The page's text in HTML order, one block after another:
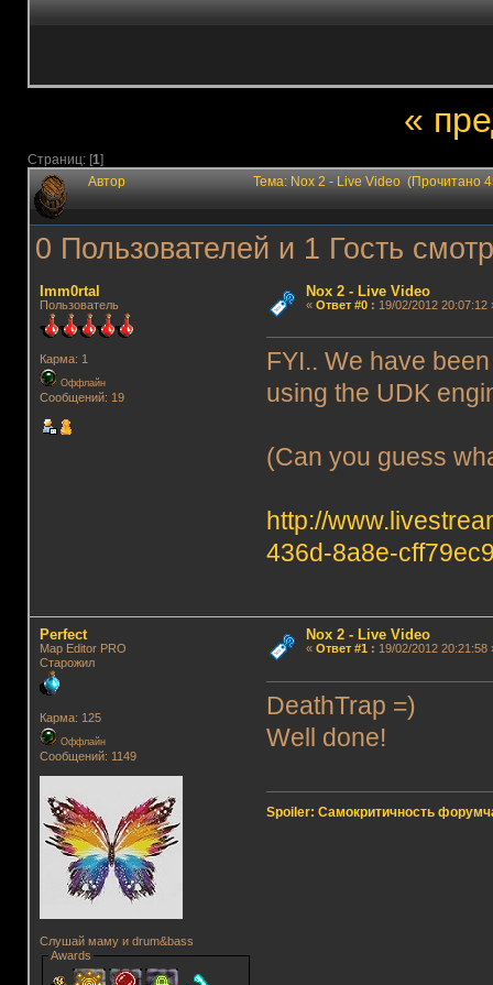
«
Страниц: [1]
Автор Тема: Nox 2 - Live Video (Прочитано
0 Пользователей и 1 Гость
Imm0rtal
Пользователь
Карма: 1
Оффлайн
Сообщений: 19
Nox 2 - Live Video
« Ответ #0: 19/02/2012 20:07:12
FYI.. We have
using the UDK
(Can you guess
http://
436d-8a8e-
Perfect
Map Editor PRO
Старожил
Карма: 125
Оффлайн
Сообщений: 1149
Слушай маму и drum&bass
Awards
Nox 2 - Live Video
« Ответ #1 : 19/02/2012 20:21:58
DeathTrap =)
Well done!
Spoiler: Самокритичность